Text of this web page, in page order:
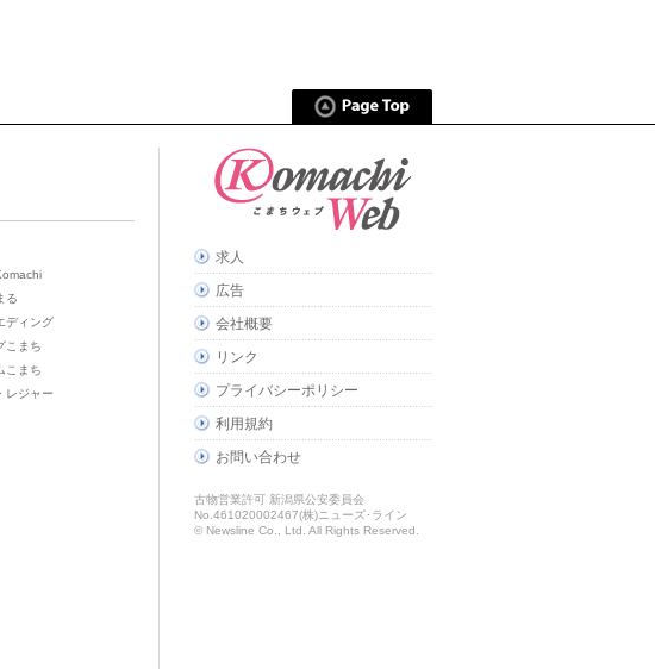
る
ディング
こまち
こまち
レジャー
求人
広告
会社概要
リンク
プライバシーポリシー
利用規約
お問い合わせ
古物営業許可 新潟県公安委員会
No.461020002467(株)ニューズ･ライン
© Newsline Co., Ltd. All Rights Reserved.